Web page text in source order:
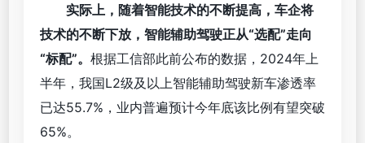
实际上，随着智能技术的不断提高，车企将
技术的不断下放，智能辅助驾驶正从“选配”走向
“标配”。 根据工信部此前公布的数据，2024年上
半年，我国L2级及以上智能辅助驾驶新车渗透率
已达55.7%，业内普遍预计今年底该比例有望突破
65%。